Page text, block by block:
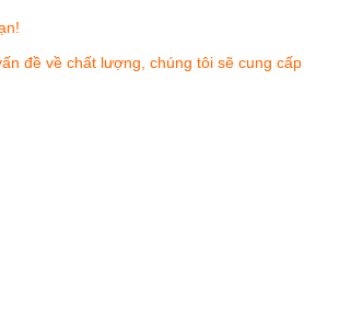
đề về chất lượng, chúng tôi sẽ cung cấp